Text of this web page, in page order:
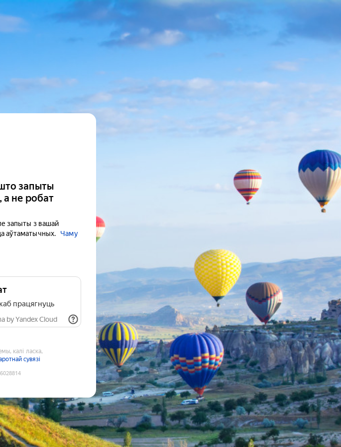
запыты
а не робат
запыты з вашай
аўтаматычных.
Чаму
працягнуць
by Yandex Cloud
калі ласка,
сувязі